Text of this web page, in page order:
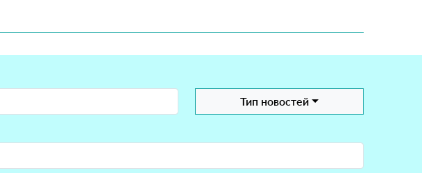
Тип новостей